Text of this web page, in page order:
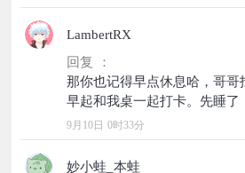
LambertRX
回复 ：
那你也记得早点休息哈，哥哥
9月10日 0时33分
妙小蛙_本蛙